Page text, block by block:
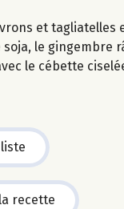
et tagliatelles
soja, le gingembre
le cébette
recette